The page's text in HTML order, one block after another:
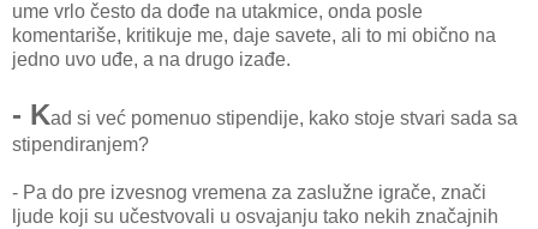
ume vrlo često da dođe na utakmice, onda posle
komentariše, kritikuje me, daje savete, ali to mi obično na
jedno uvo uđe, a na drugo izađe.
- Kad si već pomenuo stipendije, kako stoje stvari sada sa
stipendiranjem?
- Pa do pre izvesnog vremena za zaslužne igrače, znači
ljude koji su učestvovali u osvajanju tako nekih značajnih